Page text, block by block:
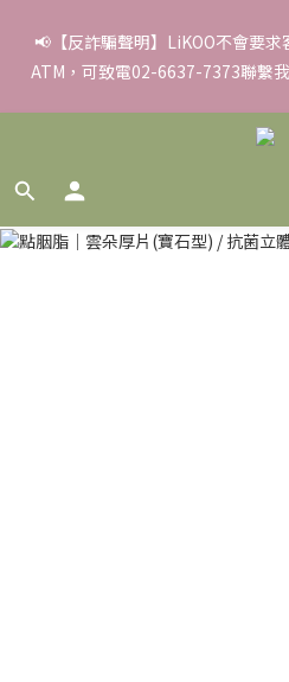
✨滿額好禮 ➊滿９９９贈▸彈力保
熱敷眼罩/盒 ❸滿３３８８贈▸
📢【反詐騙聲明】LiKOO不會要
ATM，可致電02-6637-7373聯繫
✨滿額好禮 ➊滿９９９贈▸彈力保
熱敷眼罩/盒 ❸滿３３８８贈▸